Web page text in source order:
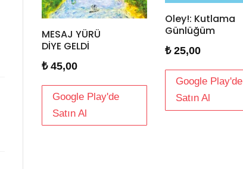
MESAJ YÜRÜ
DİYE GELDİ
₺45,00
Google Play'de
Satın Al
Oley!: Kutlama
Günlüğüm
₺25,00
Google Play'de
Satın Al